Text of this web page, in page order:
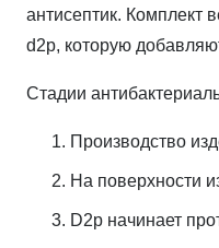
антисептик. Комплект
d2p, которую
Стадии
Производство
На поверхности
D2p начинает